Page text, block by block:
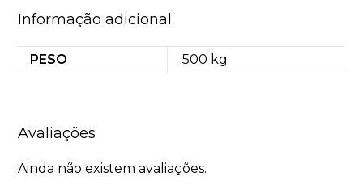
Informação adicional
PESO .500 kg
Avaliações
Ainda não existem avaliações.